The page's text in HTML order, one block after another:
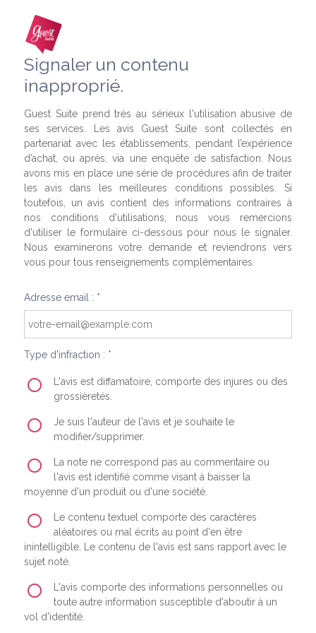
Signaler un contenu
inapproprié.
Guest Suite prend très au sérieux l'utilisation abusive de
ses services. Les avis Guest Suite sont collectés en
partenariat avec les établissements, pendant l’expérience
d’achat, ou après, via une enquête de satisfaction. Nous
avons mis en place une série de procédures afin de traiter
les avis dans les meilleures conditions possibles. Si
toutefois, un avis contient des informations contraires à
nos conditions d'utilisations, nous vous remercions
d'utiliser le formulaire ci-dessous pour nous le signaler.
Nous examinerons votre demande et reviendrons vers
vous pour tous renseignements complémentaires.
Adresse email : *
Type d'infraction : *
L'avis est diffamatoire, comporte des injures ou des
grossièretés.
Je suis l'auteur de l'avis et je souhaite le
modifier/supprimer.
La note ne correspond pas au commentaire ou
l'avis est identifié comme visant à baisser la
moyenne d'un produit ou d'une société.
Le contenu textuel comporte des caractères
aléatoires ou mal écrits au point d'en être
inintelligible. Le contenu de l'avis est sans rapport avec le
sujet noté.
L'avis comporte des informations personnelles ou
toute autre information susceptible d'aboutir à un
vol d'identité.